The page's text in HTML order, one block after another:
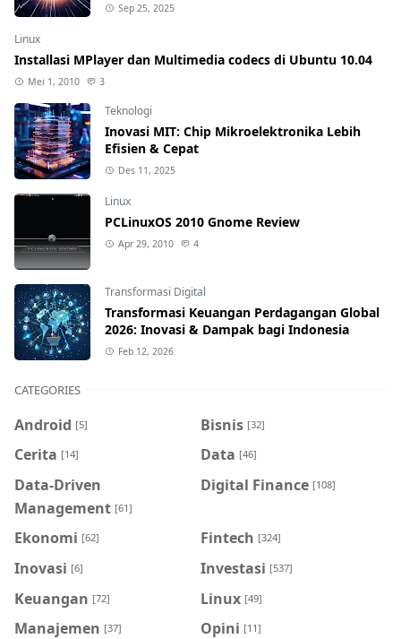
Sep 25, 2025
Linux
Installasi MPlayer dan Multimedia codecs di Ubuntu 10.04
Mei 1, 2010 3
Teknologi
Inovasi MIT: Chip Mikroelektronika Lebih
Efisien & Cepat
Des 11, 2025
Linux
PCLinuxOS 2010 Gnome Review
Apr 29, 2010 4
Transformasi Digital
Transformasi Keuangan Perdagangan Global
2026: Inovasi & Dampak bagi Indonesia
Feb 12, 2026
CATEGORIES
Android [5] Bisnis [32]
Cerita [14] Data [46]
Data-Driven
Management [61]
Digital Finance [108]
Ekonomi [62] Fintech [324]
Inovasi [6] Investasi [537]
Keuangan [72] Linux [49]
Manajemen [37] Opini [11]